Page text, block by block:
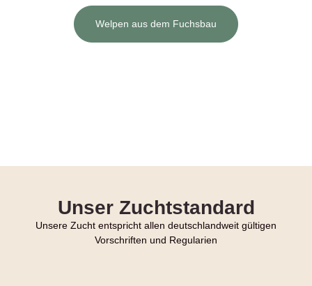
Welpen aus dem Fuchsbau
Unser Zuchtstandard
Unsere Zucht entspricht allen deutschlandweit gültigen
Vorschriften und Regularien